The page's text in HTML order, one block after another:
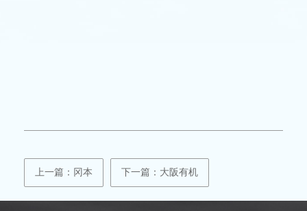
上一篇：冈本 下一篇：大阪有机